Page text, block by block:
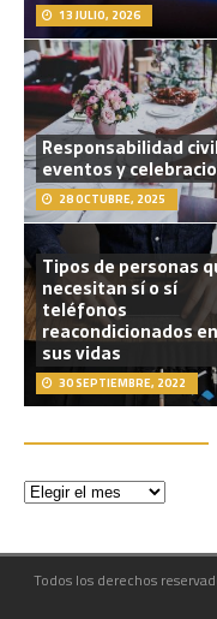
13 JULIO, 2026
Responsabilidad
eventos y
28 OCTUBRE, 2025
Tipos de personas
necesitan sí o sí
teléfonos
reacondicionados en
sus vidas
30 SEPTIEMBRE, 2022
Todos los derechos